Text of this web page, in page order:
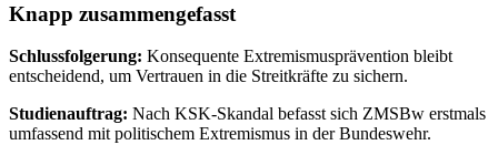
Knapp zusammengefasst
Schlussfolgerung: Konsequente Extremismusprävention bleibt
entscheidend, um Vertrauen in die Streitkräfte zu sichern.
Studienauftrag: Nach KSK-Skandal befasst sich ZMSBw erstmals
umfassend mit politischem Extremismus in der Bundeswehr.